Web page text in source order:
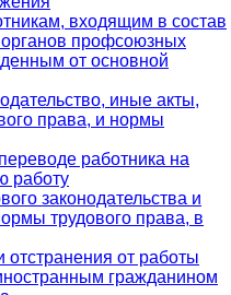
входящим в состав
профсоюзных
от основной
иные акты,
права, и нормы
работника на
работу
законодательства и
трудового права, в
отстранения от работы
гражданином